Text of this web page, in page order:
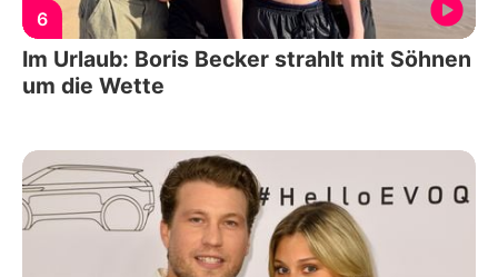
6
Im Urlaub: Boris Becker strahlt mit Söhnen
um die Wette